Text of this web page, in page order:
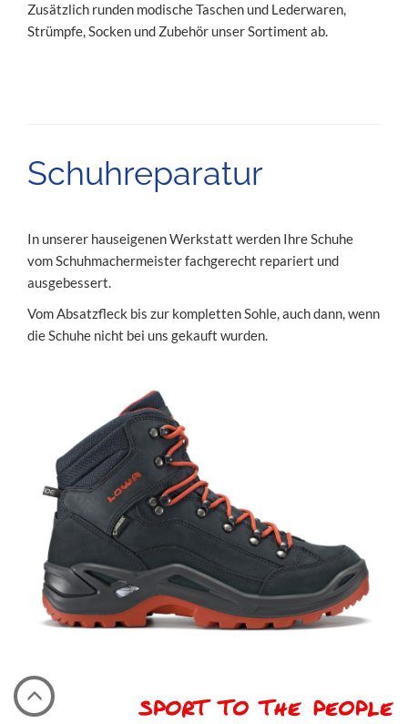
Zusätzlich runden modische Taschen und Lederwaren,
Strümpfe, Socken und Zubehör unser Sortiment ab.
Schuhreparatur
In unserer hauseigenen Werkstatt werden Ihre Schuhe
vom Schuhmachermeister fachgerecht repariert und
ausgebessert.
Vom Absatzfleck bis zur kompletten Sohle, auch dann, wenn
die Schuhe nicht bei uns gekauft wurden.